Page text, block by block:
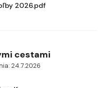
2026.pdf
cestami
24.7.2026